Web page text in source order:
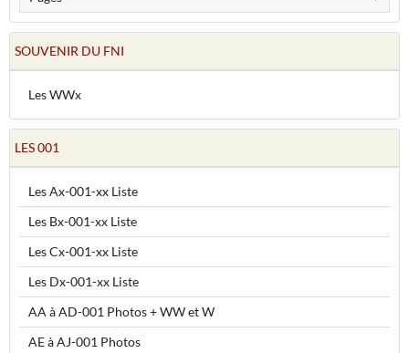
SOUVENIR DU FNI
Les WWx
LES 001
Les Ax-001-xx Liste
Les Bx-001-xx Liste
Les Cx-001-xx Liste
Les Dx-001-xx Liste
AA à AD-001 Photos + WW et W
AE à AJ-001 Photos